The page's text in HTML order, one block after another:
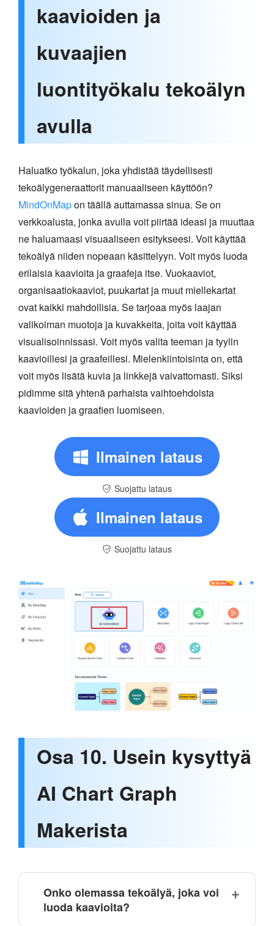
kaavioiden ja
kuvaajien
luontityökalu tekoälyn
avulla
Haluatko työkalun, joka yhdistää täydellisesti
tekoälygeneraattorit manuaaliseen käyttöön?
MindOnMapon täällä auttamassa sinua. Se on
verkkoalusta, jonka avulla voit piirtää ideasi ja muuttaa
ne haluamaasi visuaaliseen esitykseesi. Voit käyttää
tekoälyä niiden nopeaan käsittelyyn. Voit myös luoda
erilaisia kaavioita ja graafeja itse. Vuokaaviot,
organisaatiokaaviot, puukartat ja muut miellekartat
ovat kaikki mahdollisia. Se tarjoaa myös laajan
valikoiman muotoja ja kuvakkeita, joita voit käyttää
visualisoinnissasi. Voit myös valita teeman ja tyylin
kaavioillesi ja graafeillesi. Mielenkiintoisinta on, että
voit myös lisätä kuvia ja linkkejä vaivattomasti. Siksi
pidimme sitä yhtenä parhaista vaihtoehdoista
kaavioiden ja graafien luomiseen.
Ilmainen lataus
Suojattu lataus
Ilmainen lataus
Suojattu lataus
Osa 10. Usein kysyttyä
AI Chart Graph
Makerista
Onko olemassa tekoälyä, joka voi
luoda kaavioita?